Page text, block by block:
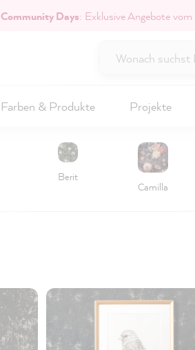
Community Days: Exklusive Angebote vom
Farben & Produkte Projekte
Berit
Camilla